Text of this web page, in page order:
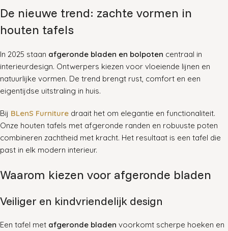
De nieuwe trend: zachte vormen in
houten tafels
In 2025 staan afgeronde bladen en bolpoten centraal in
interieurdesign. Ontwerpers kiezen voor vloeiende lijnen en
natuurlijke vormen. De trend brengt rust, comfort en een
eigentijdse uitstraling in huis.
Bij BLenS Furniture draait het om elegantie en functionaliteit.
Onze houten tafels met afgeronde randen en robuuste poten
combineren zachtheid met kracht. Het resultaat is een tafel die
past in elk modern interieur.
Waarom kiezen voor afgeronde bladen
Veiliger en kindvriendelijk design
Een tafel met afgeronde bladen voorkomt scherpe hoeken en